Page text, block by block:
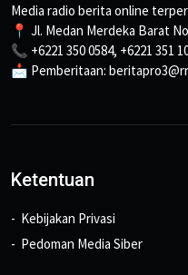
Media radio berita online
📍 Jl. Medan Merdeka Barat
📞 +6221 350 0584, +6221 351
📩 Pemberitaan:
Ketentuan
Kebijakan Privasi
Pedoman Media Siber